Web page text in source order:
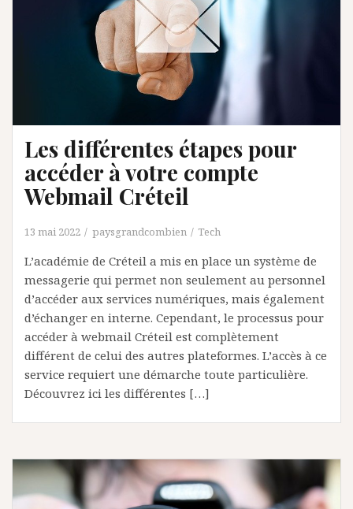
Les différentes étapes pour
accéder à votre compte
Webmail Créteil
13 mai 2022 paysgrandcombien Tech
L’académie de Créteil a mis en place un système de
messagerie qui permet non seulement au personnel
d’accéder aux services numériques, mais également
d’échanger en interne. Cependant, le processus pour
accéder à webmail Créteil est complètement
différent de celui des autres plateformes. L’accès à ce
service requiert une démarche toute particulière.
Découvrez ici les différentes […]